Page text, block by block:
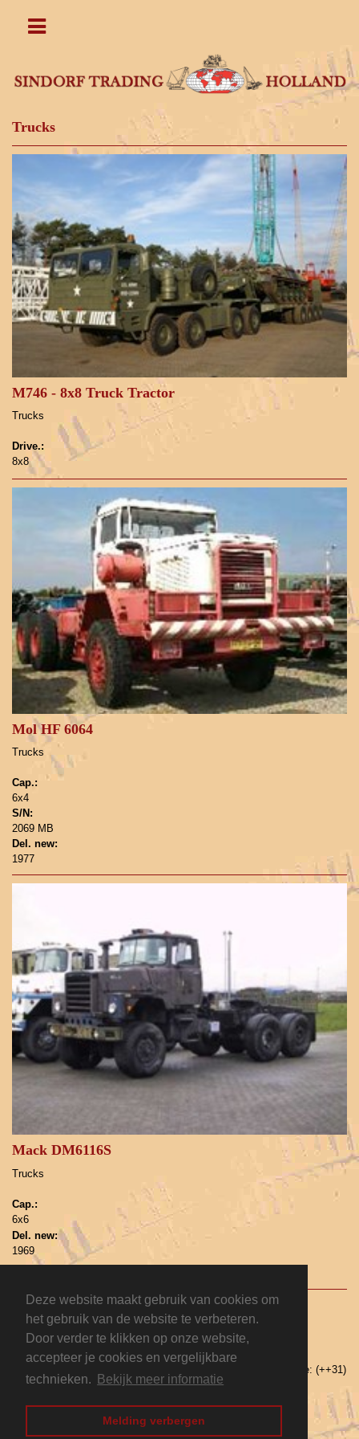
Deze website maakt gebruik van cookies om
het gebruik van de website te verbeteren.
Door verder te klikken op onze website,
accepteer je cookies en vergelijkbare
technieken.
Bekijk meer informatie
Melding verbergen
Trucks
M746 - 8x8 Truck Tractor
Trucks
Drive.:
8x8
Mol HF 6064
Trucks
Cap.:
6x4
S/N:
2069 MB
Del. new:
1977
Mack DM6116S
Trucks
Cap.:
6x6
Del. new:
1969
ToolsSindorf Trading Holland B.V.
Address: Spoorstraat 15, 8084 HW 't Harde, Holland | Telephone: (++31)
525 - 651832